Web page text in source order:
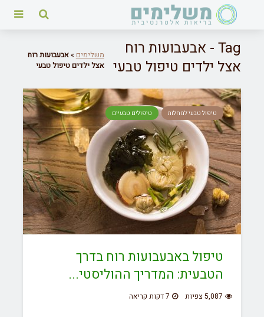
Tag - אבעבועות רוח
אצל ילדים טיפול טבעי
משלימים »אבעבועות רוח
אצל ילדים טיפול טבעי
טיפול טבעי למחלות טיפולים טבעיים
טיפול באבעבועות רוח בדרך
הטבעית: המדריך ההוליסטי...
5,087 צפיות 7 דקות קריאה